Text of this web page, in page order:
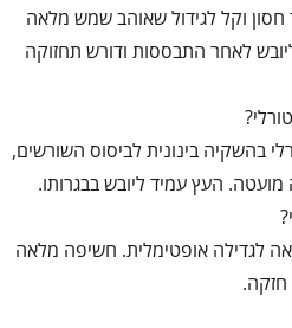
חסון וקל לגידול שאוהב שמש מלאה
לאחר התבססות ודורש תחזוקה
בהשקיה בינונית לביסוס השורשים,
העץ עמיד ליובש בבגרותו.
לגדילה אופטימלית. חשיפה מלאה